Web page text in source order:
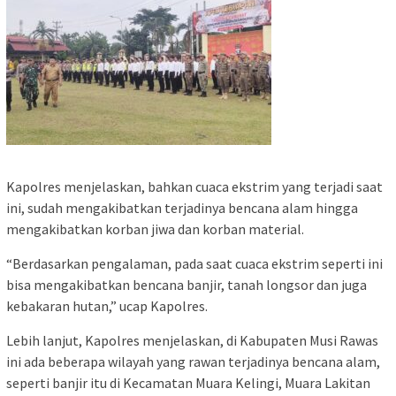
Kapolres menjelaskan, bahkan cuaca ekstrim yang terjadi saat
ini, sudah mengakibatkan terjadinya bencana alam hingga
mengakibatkan korban jiwa dan korban material.
“Berdasarkan pengalaman, pada saat cuaca ekstrim seperti ini
bisa mengakibatkan bencana banjir, tanah longsor dan juga
kebakaran hutan,” ucap Kapolres.
Lebih lanjut, Kapolres menjelaskan, di Kabupaten Musi Rawas
ini ada beberapa wilayah yang rawan terjadinya bencana alam,
seperti banjir itu di Kecamatan Muara Kelingi, Muara Lakitan